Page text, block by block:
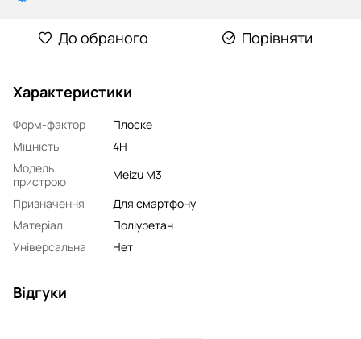
До обраного Порівняти
Характеристики
Форм-фактор
Плоске
Міцність
4H
Модель
пристрою
Meizu M3
Призначення
Для смартфону
Матеріал
Поліуретан
Універсальна
Нет
Відгуки